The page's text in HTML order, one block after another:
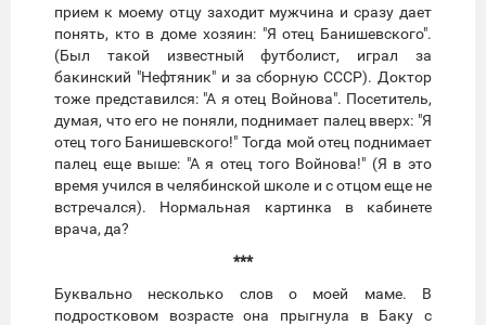
прием к моему отцу заходит мужчина и сразу дает
понять, кто в доме хозяин: "Я отец Банишевского".
(Был такой известный футболист, играл за
бакинский "Нефтяник" и за сборную СССР). Доктор
тоже представился: "А я отец Войнова". Посетитель,
думая, что его не поняли, поднимает палец вверх: "Я
отец того Банишевского!" Тогда мой отец поднимает
палец еще выше: "А я отец того Войнова!" (Я в это
время учился в челябинской школе и с отцом еще не
встречался). Нормальная картинка в кабинете
врача, да?
***
Буквально несколько слов о моей маме. В
подростковом возрасте она прыгнула в Баку с